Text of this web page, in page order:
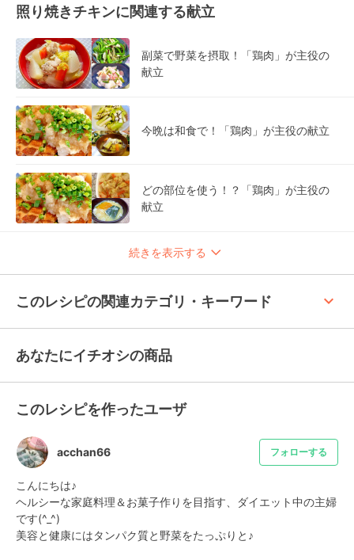
照り焼きチキンに関連する献立
副菜で野菜を摂取！「鶏肉」が主役の
献立
今晩は和食で！「鶏肉」が主役の献立
どの部位を使う！？「鶏肉」が主役の
献立
続きを表示する
このレシピの関連カテゴリ・キーワード keyboard_arrow_up
あなたにイチオシの商品
このレシピを作ったユーザ
acchan66 フォローする
こんにちは♪
ヘルシーな家庭料理＆お菓子作りを目指す、ダイエット中の主婦
です(^_^)
美容と健康にはタンパク質と野菜をたっぷりと♪